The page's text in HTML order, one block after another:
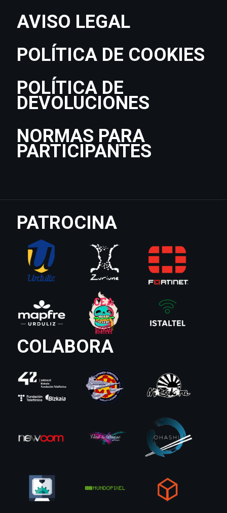
AVISO LEGAL
POLÍTICA DE COOKIES
POLÍTICA DE
DEVOLUCIONES
NORMAS PARA
PARTICIPANTES
PATROCINA
COLABORA